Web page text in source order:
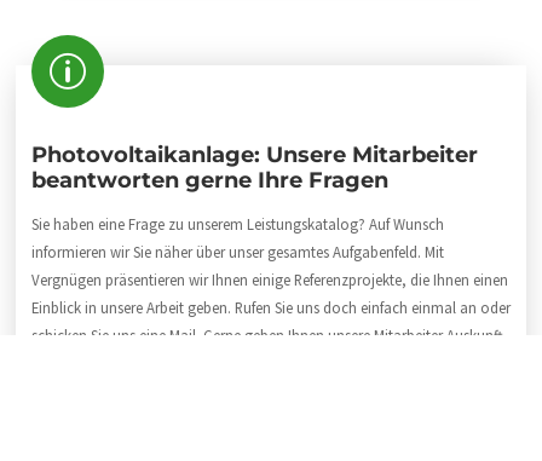
Photovoltaikanlage: Unsere Mitarbeiter
beantworten gerne Ihre Fragen
Sie haben eine Frage zu unserem Leistungskatalog? Auf Wunsch
informieren wir Sie näher über unser gesamtes Aufgabenfeld. Mit
Vergnügen präsentieren wir Ihnen einige Referenzprojekte, die Ihnen einen
Einblick in unsere Arbeit geben. Rufen Sie uns doch einfach einmal an oder
schicken Sie uns eine Mail. Gerne geben Ihnen unsere Mitarbeiter Auskunft